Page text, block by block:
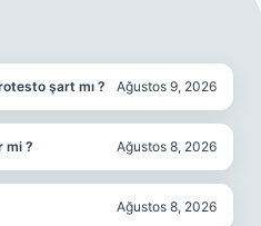
şart mı ? Ağustos 9, 2026
mi ? Ağustos 8, 2026
Ağustos 8, 2026